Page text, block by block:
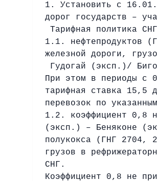
1. Установить с
дорог государств –
Тарифная политика
1.1. нефтепродуктов
железной дороги,
Гудогай (эксп.)/
При этом в периоды с
тарифная ставка 15,5
перевозок по
1.2. коэффициент 0,8
(эксп.) – Беняконе
полукокса (ГНГ 2704,
грузов в
СНГ.
Коэффициент 0,8 не